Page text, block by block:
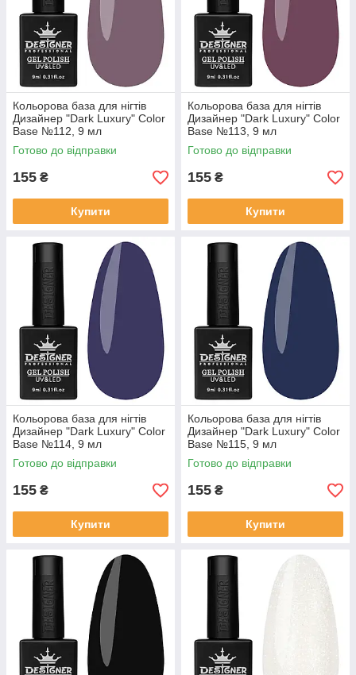
Кольорова база для нігтів
Дизайнер "Dark Luxury" Color
Base №112, 9 мл
Готово до відправки
155 ₴
Купити
Кольорова база для нігтів
Дизайнер "Dark Luxury" Color
Base №113, 9 мл
Готово до відправки
155 ₴
Купити
Кольорова база для нігтів
Дизайнер "Dark Luxury" Color
Base №114, 9 мл
Готово до відправки
155 ₴
Купити
Кольорова база для нігтів
Дизайнер "Dark Luxury" Color
Base №115, 9 мл
Готово до відправки
155 ₴
Купити